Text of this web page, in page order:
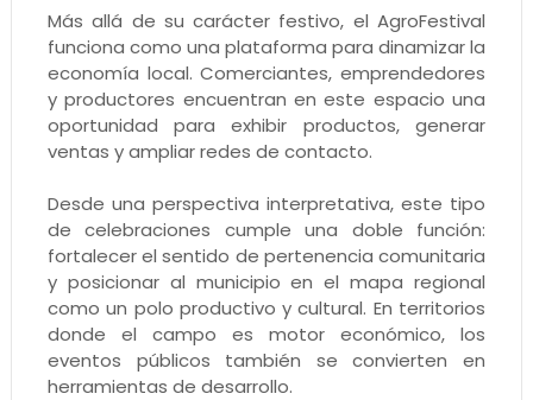
Más allá de su carácter festivo, el AgroFestival
funciona como una plataforma para dinamizar la
economía local. Comerciantes, emprendedores
y productores encuentran en este espacio una
oportunidad para exhibir productos, generar
ventas y ampliar redes de contacto.
Desde una perspectiva interpretativa, este tipo
de celebraciones cumple una doble función:
fortalecer el sentido de pertenencia comunitaria
y posicionar al municipio en el mapa regional
como un polo productivo y cultural. En territorios
donde el campo es motor económico, los
eventos públicos también se convierten en
herramientas de desarrollo.